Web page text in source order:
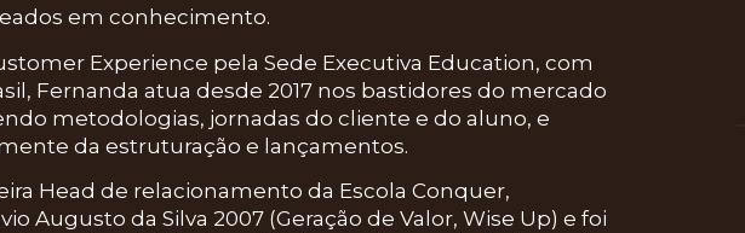
em conhecimento.
Experience pelaSede Executiva Education, com
Fernanda atua desde 2017 nos bastidores do mercado
metodologias, jornadas do cliente e do aluno, e
da estruturação e lançamentos.
Head de relacionamento da Escola Conquer,
Augusto da Silva 2007 (Geração de Valor, Wise Up) e foi